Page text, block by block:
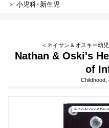
小児科･新生児
＜ネイサン＆オスキー幼
Nathan & Oski's
of
Childhood,